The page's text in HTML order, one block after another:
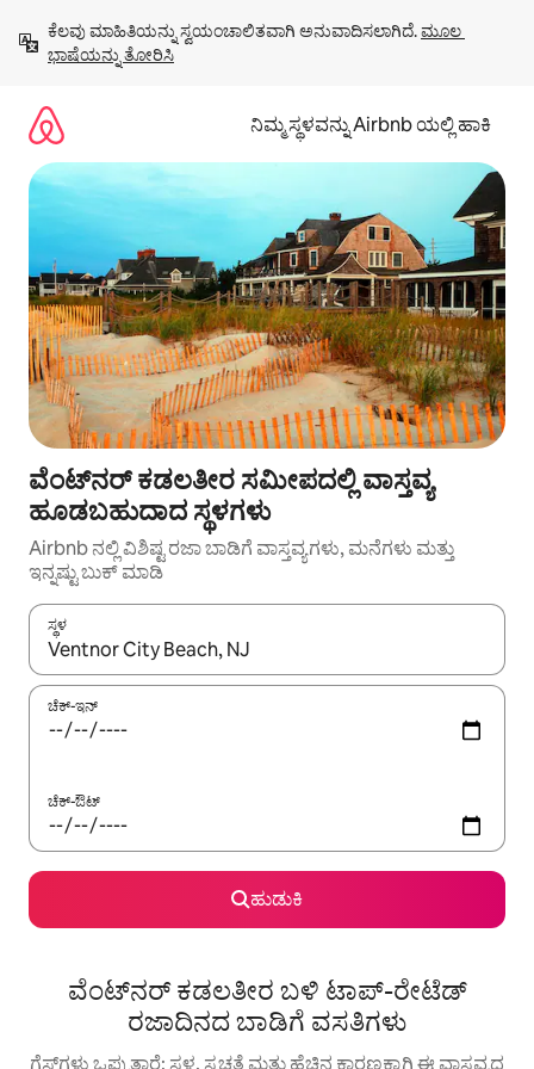
ಹೋಗಿ
ಕೆಲವು ಮಾಹಿತಿಯನ್ನು ಸ್ವಯಂಚಾಲಿತವಾಗಿ ಅನುವಾದಿಸಲಾಗಿದೆ. ಮೂಲ
ಭಾಷೆಯನ್ನು ತೋರಿಸಿ
ನಿಮ್ಮ ಸ್ಥಳವನ್ನು Airbnb ಯಲ್ಲಿ ಹಾಕಿ
ವೆಂಟ್‌ನರ್ ಕಡಲತೀರ ಸಮೀಪದಲ್ಲಿ ವಾಸ್ತವ್ಯ
ಹೂಡಬಹುದಾದ ಸ್ಥಳಗಳು
Airbnb ನಲ್ಲಿ ವಿಶಿಷ್ಟ ರಜಾ ಬಾಡಿಗೆ ವಾಸ್ತವ್ಯಗಳು, ಮನೆಗಳು ಮತ್ತು
ಇನ್ನಷ್ಟು ಬುಕ್ ಮಾಡಿ
ಸ್ಥಳ
ಫಲಿತಾಂಶಗಳು ಲಭ್ಯವಿರುವಾಗ, ಅಪ್ ಮತ್ತು ಡೌನ್ ಬಾಣದ ಕೀಲಿಗಳೊಂದಿಗೆ
ಚೆಕ್-ಇನ್
ಚೆಕ್-ಔಟ್
ಹುಡುಕಿ
ವೆಂಟ್‌ನರ್ ಕಡಲತೀರ ಬಳಿ ಟಾಪ್-ರೇಟೆಡ್
ರಜಾದಿನದ ಬಾಡಿಗೆ ವಸತಿಗಳು
ಗೆಸ್ಟ್‌ಗಳು ಒಪ್ಪುತ್ತಾರೆ: ಸ್ಥಳ, ಸ್ವಚ್ಛತೆ ಮತ್ತು ಹೆಚ್ಚಿನ ಕಾರಣಕ್ಕಾಗಿ ಈ ವಾಸ್ತವ್ಯದ